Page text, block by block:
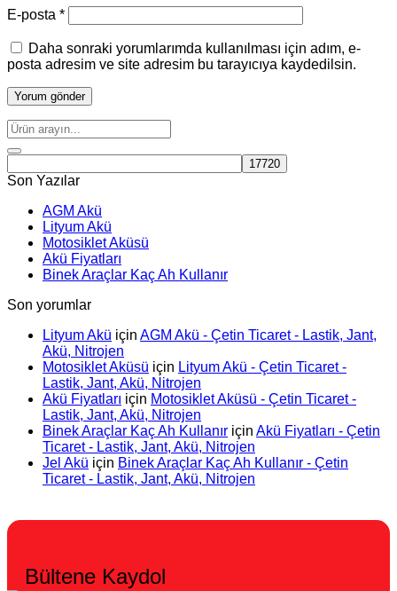
E-posta *
Daha sonraki yorumlarımda kullanılması için adım, e-
posta adresim ve site adresim bu tarayıcıya kaydedilsin.
Son Yazılar
AGM Akü
Lityum Akü
Motosiklet Aküsü
Akü Fiyatları
Binek Araçlar Kaç Ah Kullanır
Son yorumlar
Lityum Akü için AGM Akü - Çetin Ticaret - Lastik, Jant,
Akü, Nitrojen
Motosiklet Aküsü için Lityum Akü - Çetin Ticaret -
Lastik, Jant, Akü, Nitrojen
Akü Fiyatları için Motosiklet Aküsü - Çetin Ticaret -
Lastik, Jant, Akü, Nitrojen
Binek Araçlar Kaç Ah Kullanır için Akü Fiyatları - Çetin
Ticaret - Lastik, Jant, Akü, Nitrojen
Jel Akü için Binek Araçlar Kaç Ah Kullanır - Çetin
Ticaret - Lastik, Jant, Akü, Nitrojen
Bültene Kaydol